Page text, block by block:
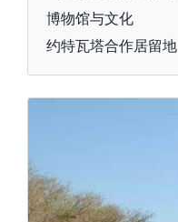
博物馆与文化
约特瓦塔合作居留地